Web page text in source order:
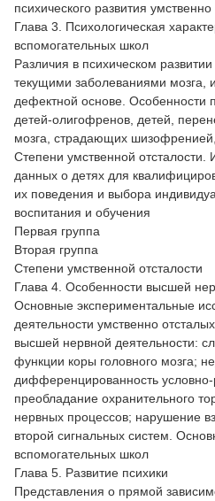
психического развития
Глава 3. Психологическая
вспомогательных школ
Различия в психическом
текущими заболеваниями мозга,
дефектной основе. Особенности
детей-олигофренов, детей,
мозга, страдающих шизофренией,
Степени умственной отсталости.
данных о детях для
их поведения и выбора
воспитания и обучения
Первая группа
Вторая группа
Степени умственной отсталости
Глава 4. Особенности высшей
Основные экспериментальные
деятельности умственно
высшей нервной деятельности:
функции коры головного мозга;
дифференцированность
преобладание охранительного
нервных процессов; нарушение
второй сигнальных систем.
вспомогательных школ
Глава 5. Развитие психики
Представления о прямой